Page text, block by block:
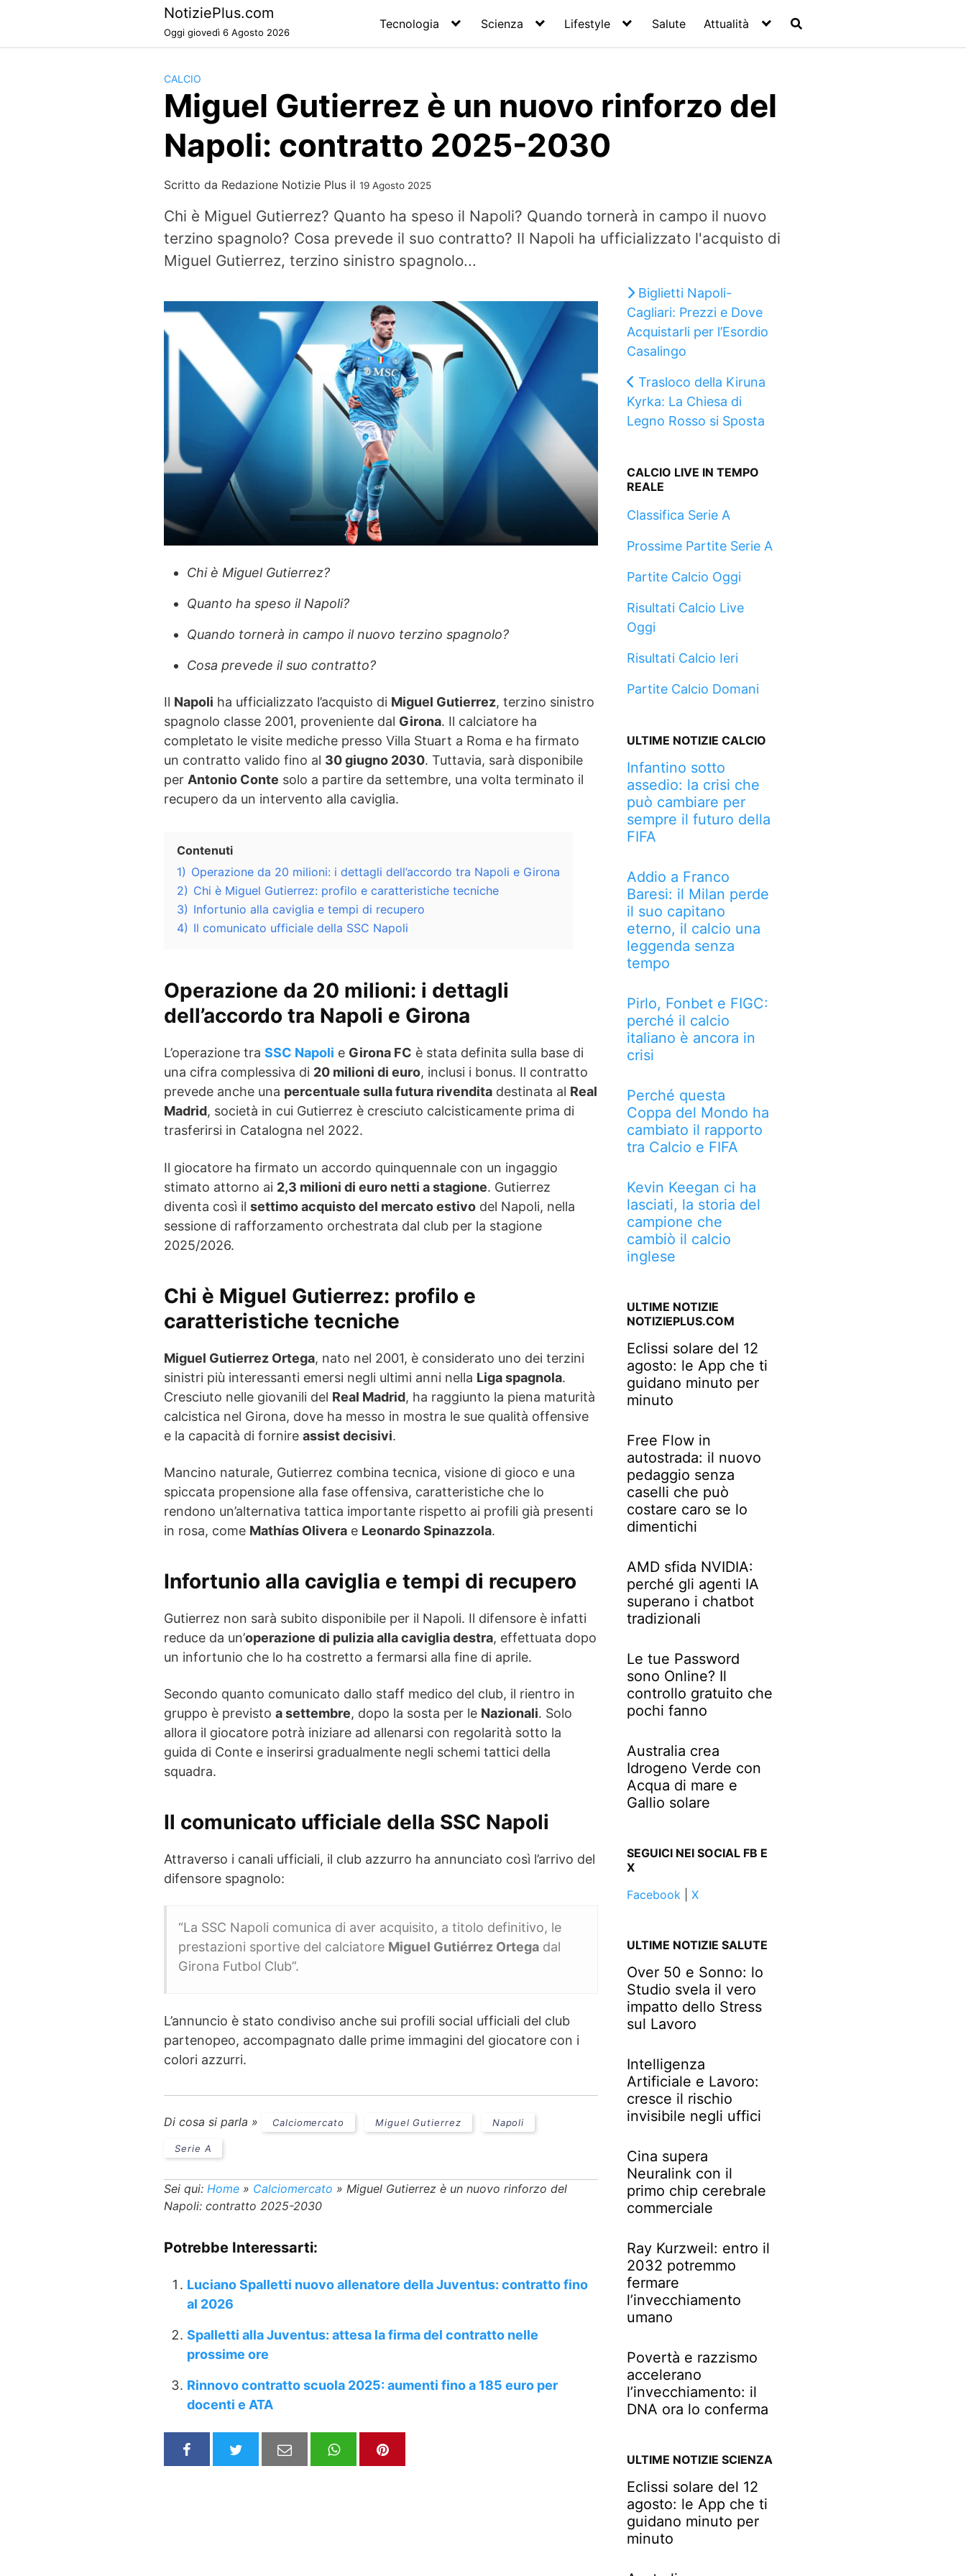
NotiziePlus.com
Oggi giovedì 6 Agosto 2026
Tecnologia Scienza Lifestyle Salute Attualità
CALCIO
Miguel Gutierrez è un nuovo rinforzo del
Napoli: contratto 2025-2030
Scritto da Redazione Notizie Plus il 19 Agosto 2025
Chi è Miguel Gutierrez? Quanto ha speso il Napoli? Quando tornerà in campo il nuovo
terzino spagnolo? Cosa prevede il suo contratto? Il Napoli ha ufficializzato l'acquisto di
Miguel Gutierrez, terzino sinistro spagnolo...
Chi è Miguel Gutierrez?
Quanto ha speso il Napoli?
Quando tornerà in campo il nuovo terzino spagnolo?
Cosa prevede il suo contratto?
Il Napoli ha ufficializzato l’acquisto di Miguel Gutierrez, terzino sinistro
spagnolo classe 2001, proveniente dal Girona. Il calciatore ha
completato le visite mediche presso Villa Stuart a Roma e ha firmato
un contratto valido fino al 30 giugno 2030. Tuttavia, sarà disponibile
per Antonio Conte solo a partire da settembre, una volta terminato il
recupero da un intervento alla caviglia.
Contenuti
1) Operazione da 20 milioni: i dettagli dell’accordo tra Napoli e Girona
2) Chi è Miguel Gutierrez: profilo e caratteristiche tecniche
3) Infortunio alla caviglia e tempi di recupero
4) Il comunicato ufficiale della SSC Napoli
Operazione da 20 milioni: i dettagli
dell’accordo tra Napoli e Girona
L’operazione tra SSC Napoli e Girona FC è stata definita sulla base di
una cifra complessiva di 20 milioni di euro, inclusi i bonus. Il contratto
prevede anche una percentuale sulla futura rivendita destinata al Real
Madrid, società in cui Gutierrez è cresciuto calcisticamente prima di
trasferirsi in Catalogna nel 2022.
Il giocatore ha firmato un accordo quinquennale con un ingaggio
stimato attorno ai 2,3 milioni di euro netti a stagione. Gutierrez
diventa così il settimo acquisto del mercato estivo del Napoli, nella
sessione di rafforzamento orchestrata dal club per la stagione
2025/2026.
Chi è Miguel Gutierrez: profilo e
caratteristiche tecniche
Miguel Gutierrez Ortega, nato nel 2001, è considerato uno dei terzini
sinistri più interessanti emersi negli ultimi anni nella Liga spagnola.
Cresciuto nelle giovanili del Real Madrid, ha raggiunto la piena maturità
calcistica nel Girona, dove ha messo in mostra le sue qualità offensive
e la capacità di fornire assist decisivi.
Mancino naturale, Gutierrez combina tecnica, visione di gioco e una
spiccata propensione alla fase offensiva, caratteristiche che lo
rendono un’alternativa tattica importante rispetto ai profili già presenti
in rosa, come Mathías Olivera e Leonardo Spinazzola.
Infortunio alla caviglia e tempi di recupero
Gutierrez non sarà subito disponibile per il Napoli. Il difensore è infatti
reduce da un’operazione di pulizia alla caviglia destra, effettuata dopo
un infortunio che lo ha costretto a fermarsi alla fine di aprile.
Secondo quanto comunicato dallo staff medico del club, il rientro in
gruppo è previsto a settembre, dopo la sosta per le Nazionali. Solo
allora il giocatore potrà iniziare ad allenarsi con regolarità sotto la
guida di Conte e inserirsi gradualmente negli schemi tattici della
squadra.
Il comunicato ufficiale della SSC Napoli
Attraverso i canali ufficiali, il club azzurro ha annunciato così l’arrivo del
difensore spagnolo:
“La SSC Napoli comunica di aver acquisito, a titolo definitivo, le
prestazioni sportive del calciatore Miguel Gutiérrez Ortega dal
Girona Futbol Club”.
L’annuncio è stato condiviso anche sui profili social ufficiali del club
partenopeo, accompagnato dalle prime immagini del giocatore con i
colori azzurri.
Di cosa si parla » Calciomercato Miguel Gutierrez Napoli
Serie A
Sei qui: Home » Calciomercato » Miguel Gutierrez è un nuovo rinforzo del
Napoli: contratto 2025-2030
Potrebbe Interessarti:
Luciano Spalletti nuovo allenatore della Juventus: contratto fino
al 2026
Spalletti alla Juventus: attesa la firma del contratto nelle
prossime ore
Rinnovo contratto scuola 2025: aumenti fino a 185 euro per
docenti e ATA
Biglietti Napoli-
Cagliari: Prezzi e Dove
Acquistarli per l’Esordio
Casalingo
Trasloco della Kiruna
Kyrka: La Chiesa di
Legno Rosso si Sposta
CALCIO LIVE IN TEMPO
REALE
Classifica Serie A
Prossime Partite Serie A
Partite Calcio Oggi
Risultati Calcio Live
Oggi
Risultati Calcio Ieri
Partite Calcio Domani
ULTIME NOTIZIE CALCIO
Infantino sotto
assedio: la crisi che
può cambiare per
sempre il futuro della
FIFA
Addio a Franco
Baresi: il Milan perde
il suo capitano
eterno, il calcio una
leggenda senza
tempo
Pirlo, Fonbet e FIGC:
perché il calcio
italiano è ancora in
crisi
Perché questa
Coppa del Mondo ha
cambiato il rapporto
tra Calcio e FIFA
Kevin Keegan ci ha
lasciati, la storia del
campione che
cambiò il calcio
inglese
ULTIME NOTIZIE
NOTIZIEPLUS.COM
Eclissi solare del 12
agosto: le App che ti
guidano minuto per
minuto
Free Flow in
autostrada: il nuovo
pedaggio senza
caselli che può
costare caro se lo
dimentichi
AMD sfida NVIDIA:
perché gli agenti IA
superano i chatbot
tradizionali
Le tue Password
sono Online? Il
controllo gratuito che
pochi fanno
Australia crea
Idrogeno Verde con
Acqua di mare e
Gallio solare
SEGUICI NEI SOCIAL FB E
X
Facebook| X
ULTIME NOTIZIE SALUTE
Over 50 e Sonno: lo
Studio svela il vero
impatto dello Stress
sul Lavoro
Intelligenza
Artificiale e Lavoro:
cresce il rischio
invisibile negli uffici
Cina supera
Neuralink con il
primo chip cerebrale
commerciale
Ray Kurzweil: entro il
2032 potremmo
fermare
l’invecchiamento
umano
Povertà e razzismo
accelerano
l’invecchiamento: il
DNA ora lo conferma
ULTIME NOTIZIE SCIENZA
Eclissi solare del 12
agosto: le App che ti
guidano minuto per
minuto